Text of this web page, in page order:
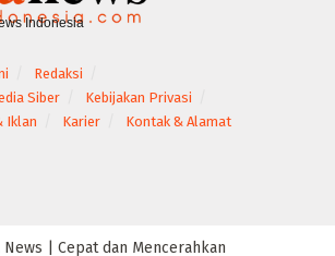
Indonesia
Redaksi
Siber
Kebijakan Privasi
Iklan
Karier Kontak & Alamat
| Cepat dan Mencerahkan